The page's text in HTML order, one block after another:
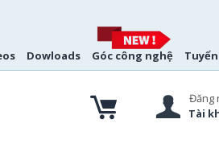
Dowloads Góc công nghệ
Đăng
Tài